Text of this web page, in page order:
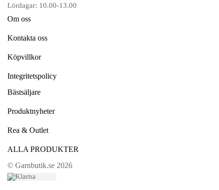
Lördagar: 10.00-13.00
Om oss
Kontakta oss
Köpvillkor
Integritetspolicy
Bästsäljare
Produktnyheter
Rea & Outlet
ALLA PRODUKTER
© Garnbutik.se 2026